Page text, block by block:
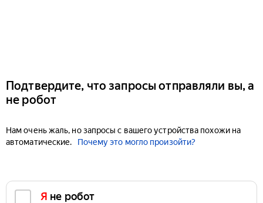
Подтвердите, что запросы отправляли вы, а
не робот
Нам очень жаль, но запросы с вашего устройства похожи на
автоматические.
Почему это могло произойти?
Я не робот